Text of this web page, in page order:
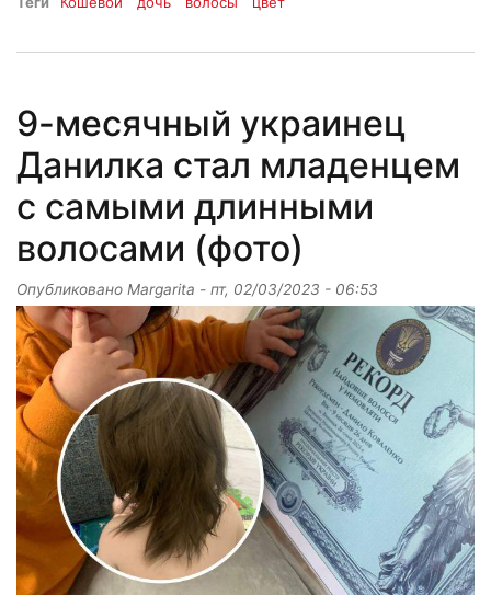
9-месячный украинец
Данилка стал младенцем
с самыми длинными
волосами (фото)
Опубликовано Margarita - пт, 02/03/2023 - 06:53